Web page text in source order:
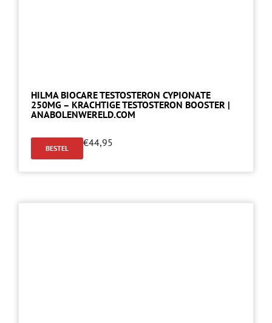
HILMA BIOCARE TESTOSTERON CYPIONATE
250MG – KRACHTIGE TESTOSTERON BOOSTER |
ANABOLENWERELD.COM
BESTEL €44,95